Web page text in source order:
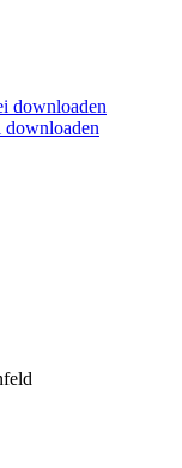
downloaden
downloaden